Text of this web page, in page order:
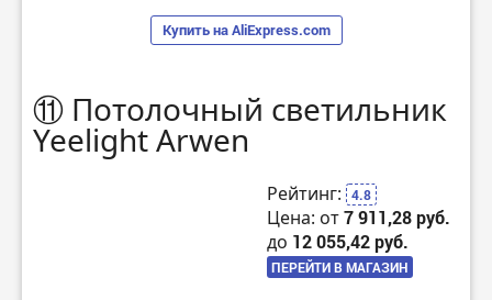
Купить на AliExpress.com
⑪ Потолочный светильник
Yeelight Arwen
Рейтинг: 4.8
Цена: от7 911,28 руб.
до 12 055,42 руб.
ПЕРЕЙТИ В МАГАЗИН